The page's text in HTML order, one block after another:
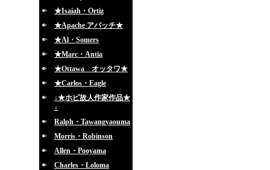
★Isaiah・Ortiz
★Apache アパッチ★
★Al・Somers
★Marc・Antia
★Ottawa オッタワ★
★Carlos・Eagle
↓★ホピ故人作家作品★
↓
Ralph・Tawangyaouma
Morris・Robinson
Allen・Pooyama
Charles・Loloma